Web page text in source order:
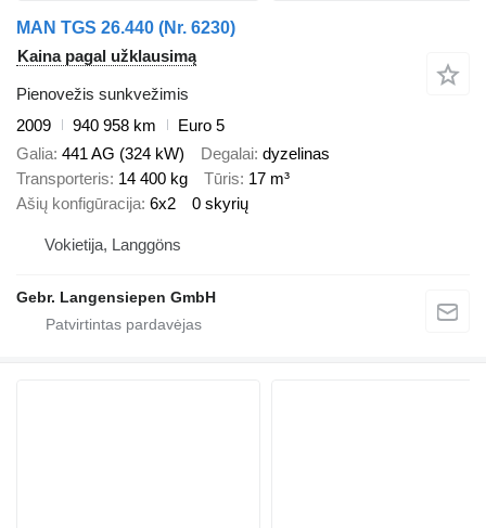
MAN TGS 26.440 (Nr. 6230)
Kaina pagal užklausimą
Pienovežis sunkvežimis
2009
940 958 km
Euro 5
Galia 441 AG (324 kW) Degalai dyzelinas
Transporteris 14 400 kg Tūris 17 m³
Ašių konfigūracija 6x2 0 skyrių
Vokietija, Langgöns
Gebr. Langensiepen GmbH